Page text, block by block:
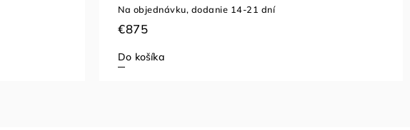
Skladom (6 ks)
€69,32
Do košíka